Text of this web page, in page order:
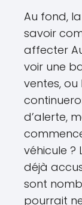
Au fond,
savoir
affecter
voir une
ventes,
d’alerte,
véhicule ?
déjà
sont
pourrait